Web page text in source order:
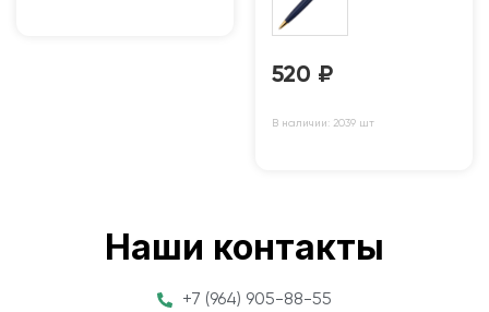
520 ₽
В наличии: 2039 шт
Наши контакты
+7 (964) 905-88-55